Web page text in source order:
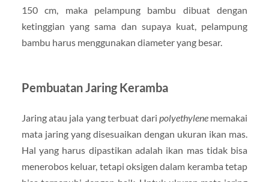
150 cm, maka pelampung bambu dibuat dengan
ketinggian yang sama dan supaya kuat, pelampung
bambu harus menggunakan diameter yang besar.
Pembuatan Jaring Keramba
Jaring atau jala yang terbuat dari polyethylenememakai
mata jaring yang disesuaikan dengan ukuran ikan mas.
Hal yang harus dipastikan adalah ikan mas tidak bisa
menerobos keluar, tetapi oksigen dalam keramba tetap